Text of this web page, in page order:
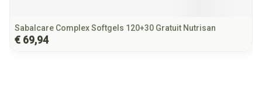
Sabalcare Complex Softgels 120+30 Gratuit Nutrisan
€ 69,94